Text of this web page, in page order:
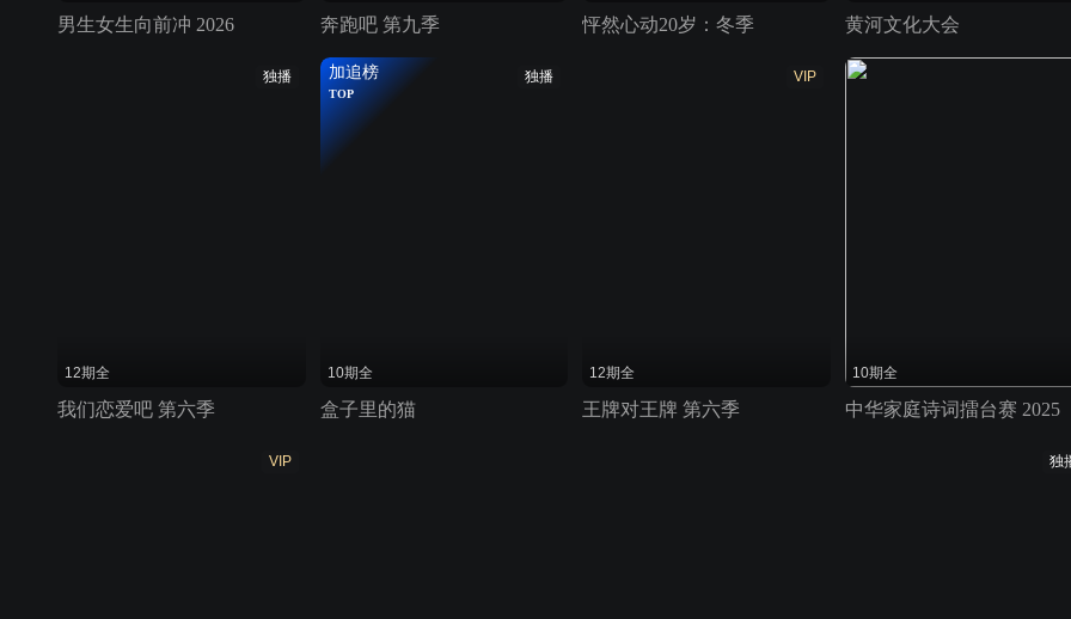
男生女生向前冲 2026 奔跑吧 第九季 怦然心动20岁：冬季 黄河文化大会
独播
12期全
我们恋爱吧 第六季
独播
加追榜
TOP
10期全
盒子里的猫
VIP
12期全
王牌对王牌 第六季
10期全
中华家庭诗词擂台赛 2025
VIP 独